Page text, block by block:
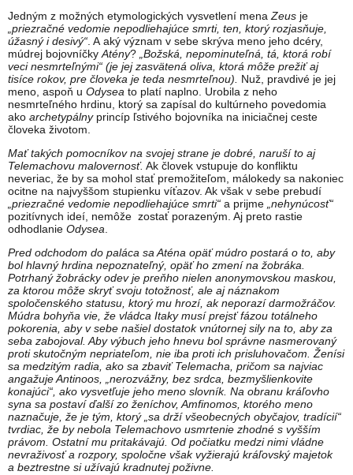
Jedným z možných etymologických vysvetlení mena Zeus je
„priezračné vedomie nepodliehajúce smrti, ten, ktorý rozjasňuje,
úžasný i desivý“ . A aký význam v sebe skrýva meno jeho dcéry,
múdrej bojovníčky Atény? „Božská, nepominuteľná, tá, ktorá robí
veci nesmrteľnými“ (je jej zasvätená oliva, ktorá môže prežiť aj
tisíce rokov, pre človeka je teda nesmrteľnou).
Nuž, pravdivé je jej
meno, aspoň u Odysea to platí naplno. Urobila z neho
nesmrteľného hrdinu, ktorý sa zapísal do kultúrneho povedomia
ako archetypálnyprincíp ľstivého bojovníka na iniciačnej ceste
človeka životom.
Mať takých pomocníkov na svojej strane je dobré, naruší to aj
Telemachovu malovernosť. Ak človek vstupuje do konfliktu
neveriac, že by sa mohol stať premožiteľom, málokedy sa nakoniec
ocitne na najvyššom stupienku víťazov. Ak však v sebe prebudí
„priezračné vedomie nepodliehajúce smrti“ a prijme „nehynúcosť“
pozitívnych ideí, nemôže zostať porazeným. Aj preto rastie
odhodlanie Odysea
Pred odchodom do paláca sa Aténa opäť múdro postará o to, aby
bol hlavný hrdina nepoznateľný, opäť ho zmení na žobráka.
Potrhaný žobrácky odev je preňho nielen anonymovskou maskou,
za ktorou môže skryť svoju totožnosť, ale aj náznakom
spoločenského statusu, ktorý mu hrozí, ak neporazí darmožráčov.
Múdra bohyňa vie, že vládca Itaky musí prejsť fázou totálneho
pokorenia, aby v sebe našiel dostatok vnútornej sily na to, aby za
seba zabojoval. Aby výbuch jeho hnevu bol správne nasmerovaný
proti skutočným nepriateľom, nie iba proti ich prisluhovačom. Ženísi
sa medzitým radia, ako sa zbaviť Telemacha, pričom sa najviac
angažuje Antinoos, „nerozvážny, bez srdca, bezmyšlienkovite
konajúci“, ako vysvetľuje jeho meno slovník. Na obranu kráľovho
syna sa postaví ďalší zo ženíchov, Amfinomos, ktorého meno
naznačuje, že je tým, ktorý „sa drží všeobecných obyčajov, tradícií“
tvrdiac, že by nebola Telemachovo usmrtenie zhodné s vyšším
právom. Ostatní mu pritakávajú. Od počiatku medzi nimi vládne
nevraživosť a rozpory, spoločne však vyžierajú kráľovský majetok
a beztrestne si užívajú kradnutej poživne.